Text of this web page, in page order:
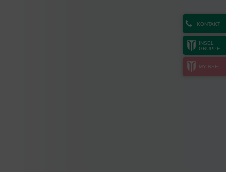
KONTAKT
INSEL
GRUPPE
MYINSEL